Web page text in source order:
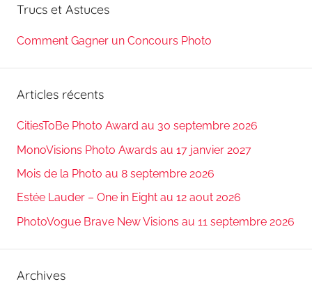
Trucs et Astuces
Comment Gagner un Concours Photo
Articles récents
CitiesToBe Photo Award au 30 septembre 2026
MonoVisions Photo Awards au 17 janvier 2027
Mois de la Photo au 8 septembre 2026
Estée Lauder – One in Eight au 12 aout 2026
PhotoVogue Brave New Visions au 11 septembre 2026
Archives